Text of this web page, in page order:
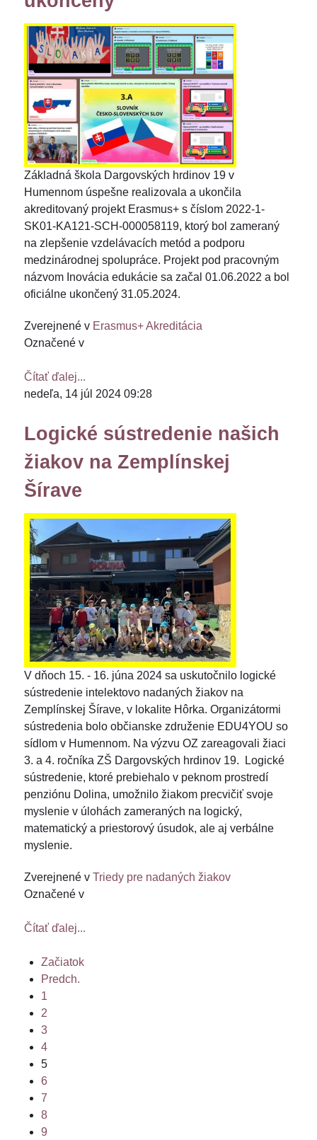
Základná škola Dargovských hrdinov 19 v
Humennom úspešne realizovala a ukončila
akreditovaný projekt Erasmus+ s číslom 2022-1-
SK01-KA121-SCH-000058119, ktorý bol zameraný
na zlepšenie vzdelávacích metód a podporu
medzinárodnej spolupráce. Projekt pod pracovným
názvom Inovácia edukácie sa začal 01.06.2022 a bol
oficiálne ukončený 31.05.2024.
Zverejnené v Erasmus+ Akreditácia
Označené v
Čítať ďalej...
nedeľa, 14 júl 2024 09:28
Logické sústredenie našich
žiakov na Zemplínskej
Šírave
V dňoch 15. - 16. júna 2024 sa uskutočnilo logické
sústredenie intelektovo nadaných žiakov na
Zemplínskej Šírave, v lokalite Hôrka. Organizátormi
sústredenia bolo občianske združenie EDU4YOU so
sídlom v Humennom. Na výzvu OZ zareagovali žiaci
3. a 4. ročníka ZŠ Dargovských hrdinov 19. Logické
sústredenie, ktoré prebiehalo v peknom prostredí
penziónu Dolina, umožnilo žiakom precvičiť svoje
myslenie v úlohách zameraných na logický,
matematický a priestorový úsudok, ale aj verbálne
myslenie.
Zverejnené v Triedy pre nadaných žiakov
Označené v
Čítať ďalej...
Začiatok
Predch.
1
2
3
4
5
6
7
8
9